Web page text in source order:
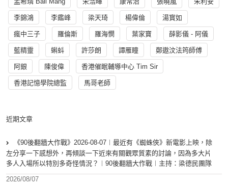
李錦鴻 李鑑峰 梁天琦 楊偉倫 湯寳如
瘋中三子 羅倫斯 羅海憫 葉家寶 薛影儀 - 阿儀
藍精靈 蝌蚪 許莎朗 譚雁瞳 鄭遨汶法筠師傅
阿銀 陳俊偉 香港催眠輔導中心 Tim Sir
香港記憶學院總監 馬哥老師
近期文章
《90後翻牆大作戰》2026-08-07︱最近有《蜘蛛俠》新電影上映，除
左分享一下感想外，再傾談一下近來有關觀眾質素的討論，因為多大片
多人入場所以特別多奇怪情況？︱90後翻牆大作戰︱主持：梁德民團隊
2026/08/07